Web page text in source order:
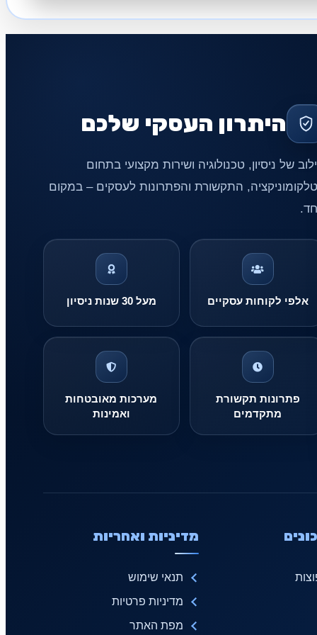
היתרון העסקי שלכם
של ניסיון, טכנולוגיה ושירות מקצועי בתחום
התקשורת והפתרונות לעסקים – במקום
אלפי לקוחות עסקיים מעל 30 שנות ניסיון
פתרונות תקשורת
מתקדמים
מערכות מאובטחות
ואמינות
מדיניות ואחריות
תנאי שימוש
מדיניות פרטיות
מפת האתר